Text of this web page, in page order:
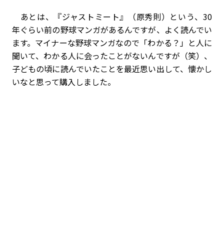
あとは、『ジャストミート』（原秀則）という、30
年ぐらい前の野球マンガがあるんですが、よく読んでい
ます。マイナーな野球マンガなので「わかる？」と人に
聞いて、わかる人に会ったことがないんですが（笑）、
子どもの頃に読んでいたことを最近思い出して、懐かし
いなと思って購入しました。